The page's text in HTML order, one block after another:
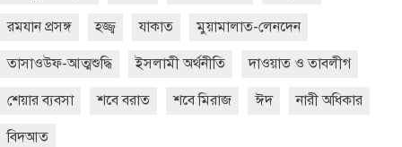
রমযান প্রসঙ্গ হজ্জ্ব যাকাত মুয়ামালাত-লেনদেন
তাসাওউফ-আত্মশুদ্ধি ইসলামী অর্থনীতি দাওয়াত ও তাবলীগ
শেয়ার ব্যবসা শবে বরাত শবে মিরাজ ঈদ নারী অধিকার
বিদআত